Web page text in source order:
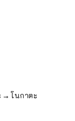
→ โนกาตะ